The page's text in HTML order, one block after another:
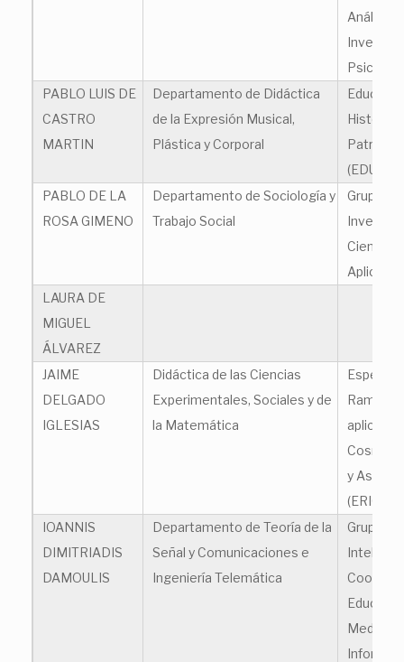
Análisis e
PABLO LUIS DE
CASTRO
MARTIN
Departamento de Didáctica
de la Expresión Musical,
Plástica y Corporal
Histórica
PABLO DE LA
ROSA GIMENO
Departamento de Sociología y
Trabajo Social
Grupo de
Ciencias
Aplicadas
LAURA DE
MIGUEL
ÁLVAREZ
JAIME
DELGADO
IGLESIAS
Didáctica de las Ciencias
Experimentales, Sociales y de
la Matemática
Raman
aplicada
y
(ERICA)
IOANNIS
DIMITRIADIS
DAMOULIS
Departamento de Teoría de la
Señal y Comunicaciones e
Ingeniería Telemática
Grupo
Medios,